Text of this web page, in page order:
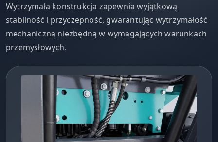
Wytrzymała konstrukcja zapewnia wyjątkową
stabilność i przyczepność, gwarantując wytrzymałość
mechaniczną niezbędną w wymagających warunkach
przemysłowych.